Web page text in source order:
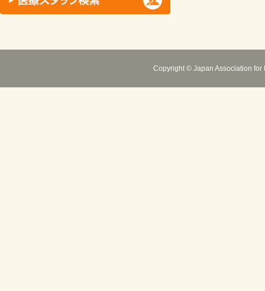
Copyright © Japan Association